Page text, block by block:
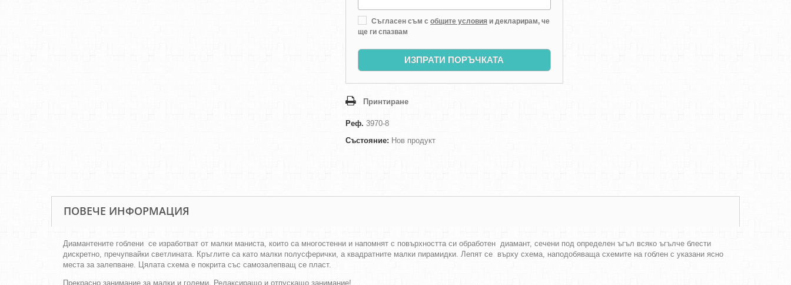
Съгласен съм с общите условия и декларирам, че
ще ги спазвам
ИЗПРАТИ ПОРЪЧКАТА
Принтиране
Реф. 3970-8
Състояние: Нов продукт
ПОВЕЧЕ ИНФОРМАЦИЯ
Диамантените гоблени се изработват от малки маниста, които са многостенни и напомнят с повърхността си обработен диамант, сечени под определен ъгъл всяко ъгълче блести
дискретно, пречупвайки светлината. Кръглите са като малки полусферички, а квадратните малки пирамидки. Лепят се върху схема, наподобяваща схемите на гоблен с указани ясно
места за залепване. Цялата схема е покрита със самозалепващ се пласт.
Прекрасно занимание за малки и големи. Релаксиращо и отпускащо занимание!